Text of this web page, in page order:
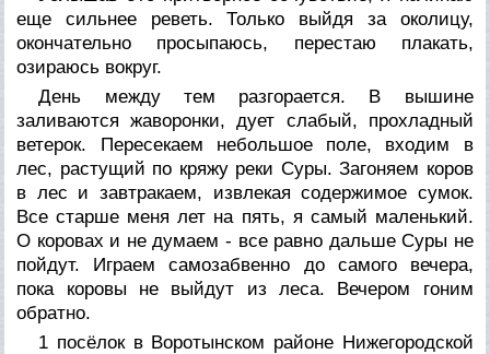
еще сильнее реветь. Только выйдя за околицу,
окончательно просыпаюсь, перестаю плакать,
озираюсь вокруг.
День между тем разгорается. В вышине
заливаются жаворонки, дует слабый, прохладный
ветерок. Пересекаем небольшое поле, входим в
лес, растущий по кряжу реки Суры. Загоняем коров
в лес и завтракаем, извлекая содержимое сумок.
Все старше меня лет на пять, я самый маленький.
О коровах и не думаем - все равно дальше Суры не
пойдут. Играем самозабвенно до самого вечера,
пока коровы не выйдут из леса. Вечером гоним
обратно.
1 посёлок в Воротынском районе Нижегородской